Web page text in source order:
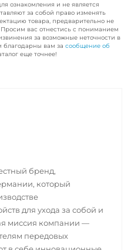
ознакомления и не является
за собой право изменять
товара, предварительно не
вас отнестись с пониманием
за возможные неточности в
благодарны вам за сообщение об
еще точнее!
бренд,
который
для ухода за собой и
миссия компании —
передовых